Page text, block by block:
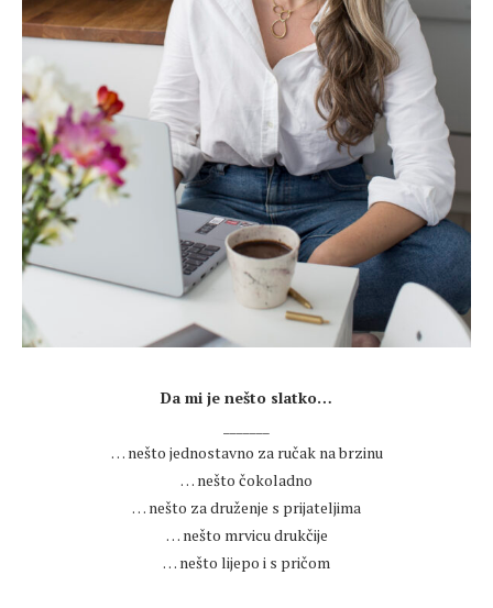
Da mi je nešto slatko…
… nešto jednostavno za ručak na brzinu
… nešto čokoladno
… nešto za druženje s prijateljima
… nešto mrvicu drukčije
… nešto lijepo i s pričom